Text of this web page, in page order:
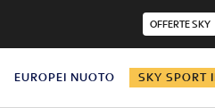
OFFERTE SKY
EUROPEI NUOTO SKY SPORT